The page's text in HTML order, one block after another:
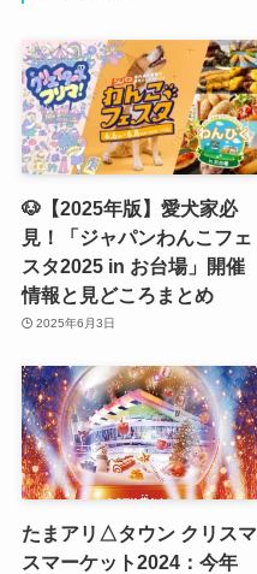
🐶【2025年版】愛犬家必
見！「ジャパンわんこフェ
スタ2025 in お台場」開催
情報と見どころまとめ
2025年6月3日
たまアリ△タウン クリスマ
スマーケット2024：今年